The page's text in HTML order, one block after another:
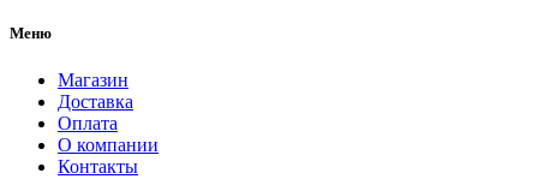
Меню
Магазин
Доставка
Оплата
О компании
Контакты